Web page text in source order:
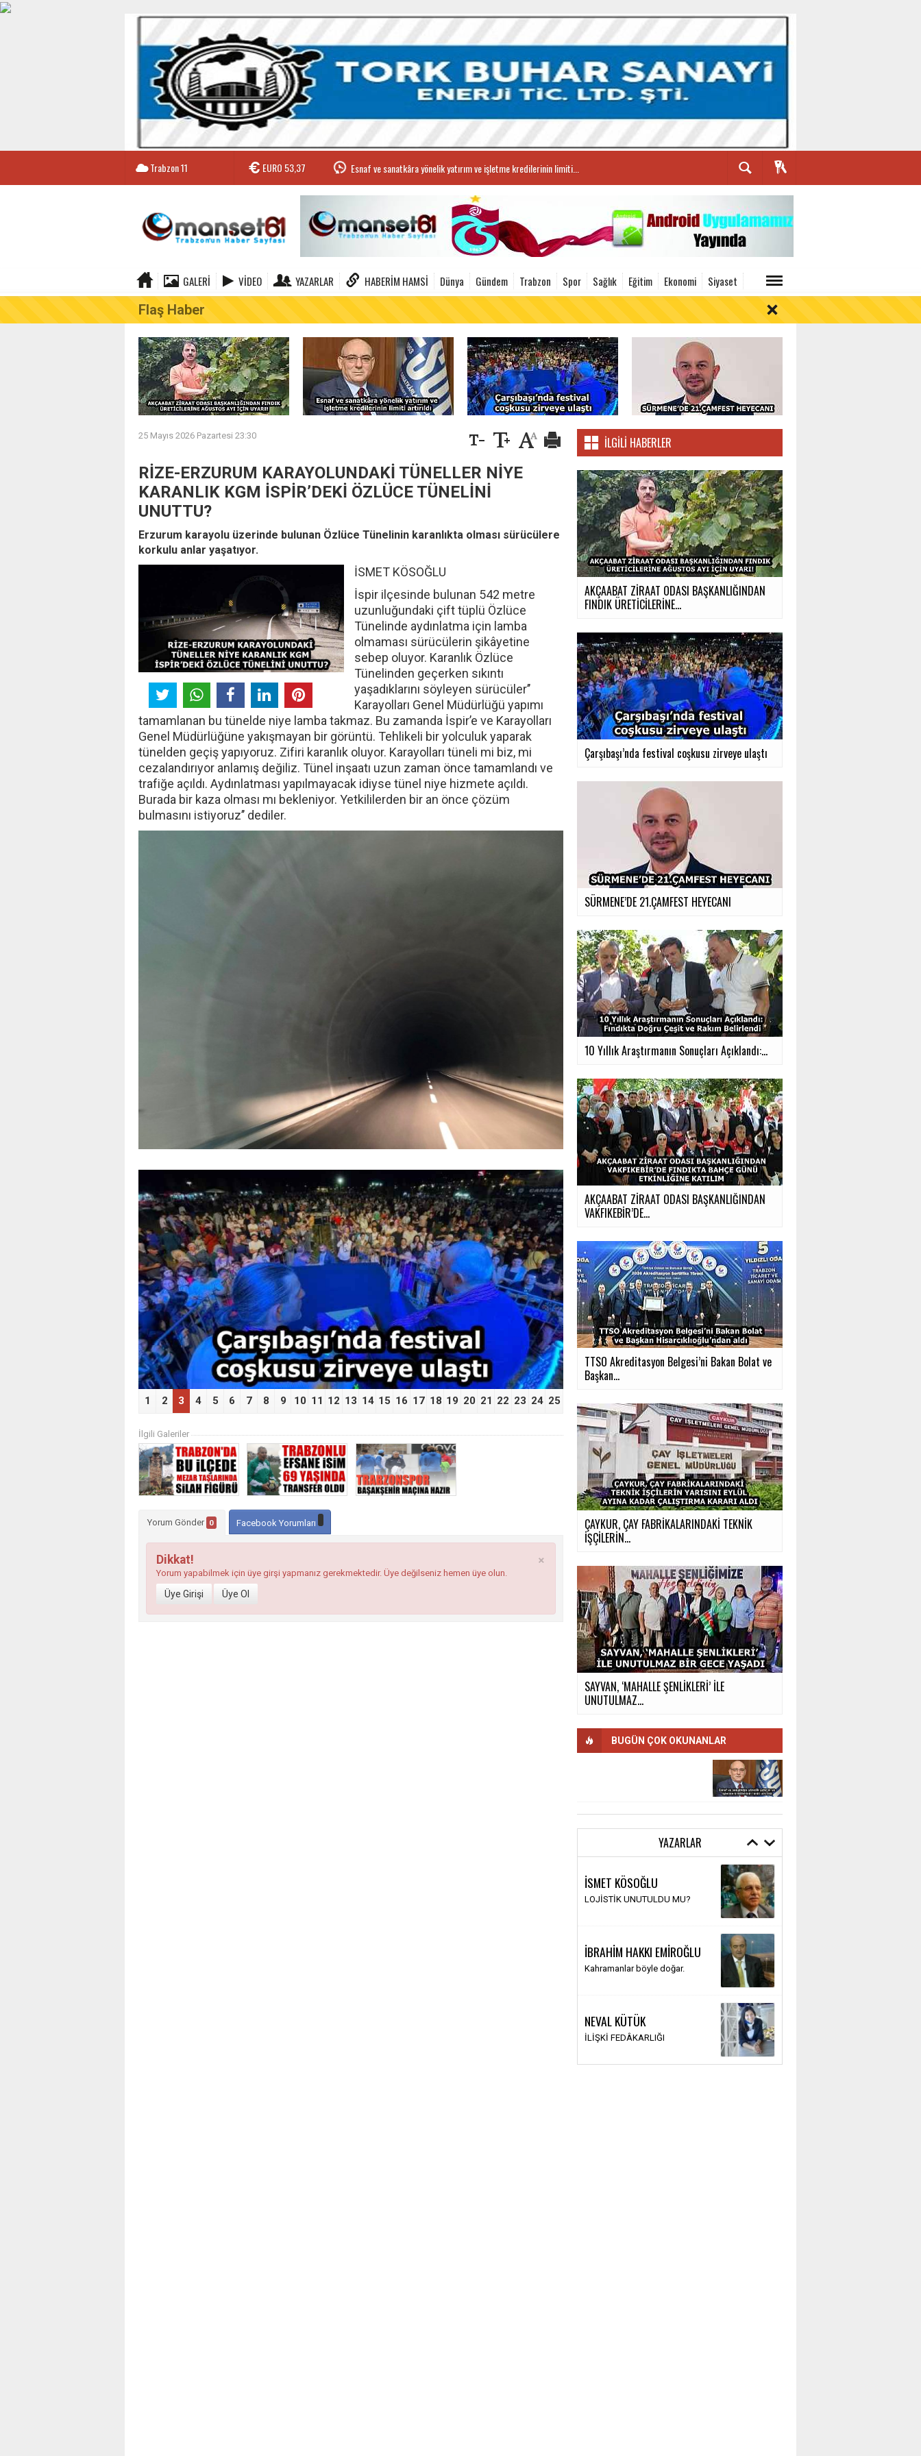
Trabzon11 EURO53,37 Esnaf ve sanatkâra yönelik yatırım ve işletme kredilerinin limiti...
GALERI VIDEO YAZARLAR HABERIM HAMSI Dünya Gündem Trabzon Spor Sağlık Eğitim Ekonomi Siyaset
Flaş Haber
AKÇAABAT ZİRAAT ODASI BAŞKANLIĞINDAN FINDIK ÜRETİCİLERİNE AĞUSTOS AYI İÇİN UYARI!
25 Mayıs 2026 Pazartesi 23:30
RİZE-ERZURUM KARAYOLUNDAKİ TÜNELLER NİYE
KARANLIK KGM İSPİR’DEKİ ÖZLÜCE TÜNELİNİ
UNUTTU?
Erzurum karayolu üzerinde bulunan Özlüce Tünelinin karanlıkta olması sürücülere
korkulu anlar yaşatıyor.
İSMET KÖSOĞLU
İspir ilçesinde bulunan 542 metre
uzunluğundaki çift tüplü Özlüce
Tünelinde aydınlatma için lamba
olmaması sürücülerin şikâyetine
sebep oluyor. Karanlık Özlüce
Tünelinden geçerken sıkıntı
yaşadıklarını söyleyen sürücüler’’
Karayolları Genel Müdürlüğü yapımı
tamamlanan bu tünelde niye lamba takmaz. Bu zamanda İspir’e ve Karayolları
Genel Müdürlüğüne yakışmayan bir görüntü. Tehlikeli bir yolculuk yaparak
tünelden geçiş yapıyoruz. Zifiri karanlık oluyor. Karayolları tüneli mi biz, mi
cezalandırıyor anlamış değiliz. Tünel inşaatı uzun zaman önce tamamlandı ve
trafiğe açıldı. Aydınlatması yapılmayacak idiyse tünel niye hizmete açıldı.
Burada bir kaza olması mı bekleniyor. Yetkililerden bir an önce çözüm
bulmasını istiyoruz’’ dediler.
1 2 3 4 5 6 7 8 9 10 11 12 13 14 15 16 17 18 19 20 21 22 23 24 25
›
İlgili Galeriler
Yorum Gönder 0 Facebook Yorumları
×
Dikkat!
Yorum yapabilmek için üye girşi yapmanız gerekmektedir. Üye değilseniz hemen üye olun.
Üye Girişi Üye Ol
İLGILI HABERLER
AKÇAABAT ZİRAAT ODASI BAŞKANLIĞINDAN
FINDIK ÜRETİCİLERİNE...
Çarşıbaşı’nda festival coşkusu zirveye ulaştı
SÜRMENE’DE 21.ÇAMFEST HEYECANI
10 Yıllık Araştırmanın Sonuçları Açıklandı:...
AKÇAABAT ZİRAAT ODASI BAŞKANLIĞINDAN
VAKFIKEBİR’DE...
TTSO Akreditasyon Belgesi’ni Bakan Bolat ve
Başkan...
ÇAYKUR, ÇAY FABRİKALARINDAKİ TEKNİK
İŞÇİLERİN...
SAYVAN, ‘MAHALLE ŞENLİKLERİ’ İLE
UNUTULMAZ...
BUGÜN ÇOK OKUNANLAR
YAZARLAR
İSMET KÖSOĞLU
LOJİSTİK UNUTULDU MU?
İBRAHİM HAKKI EMİROĞLU
Kahramanlar böyle doğar.
NEVAL KÜTÜK
İLİŞKİ FEDÂKARLIĞI